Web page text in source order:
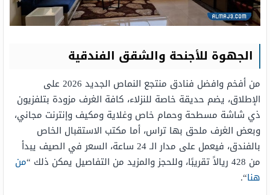
الجهوة للأجنحة والشقق الفندقية
من أفخم وافضل فنادق منتجع النماص الجديد 2026 على
الإطلاق، يضم حديقة خاصة للنزلاء، كافة الغرف مزودة بتلفزيون
ذي شاشة مسطحة وحمام خاص وغلاية ومكيف وإنترنت مجاني،
وبعض الغرف ملحق بها تراس، أما مكتب الاستقبال الخاص
بالفندق، فيعمل على مدار الـ 24 ساعة، السعر في الصيف يبدأ
من 428 ريالاً تقريبًا، وللحجز والمزيد من التفاصيل يمكن ذلك “
من
هنا“.